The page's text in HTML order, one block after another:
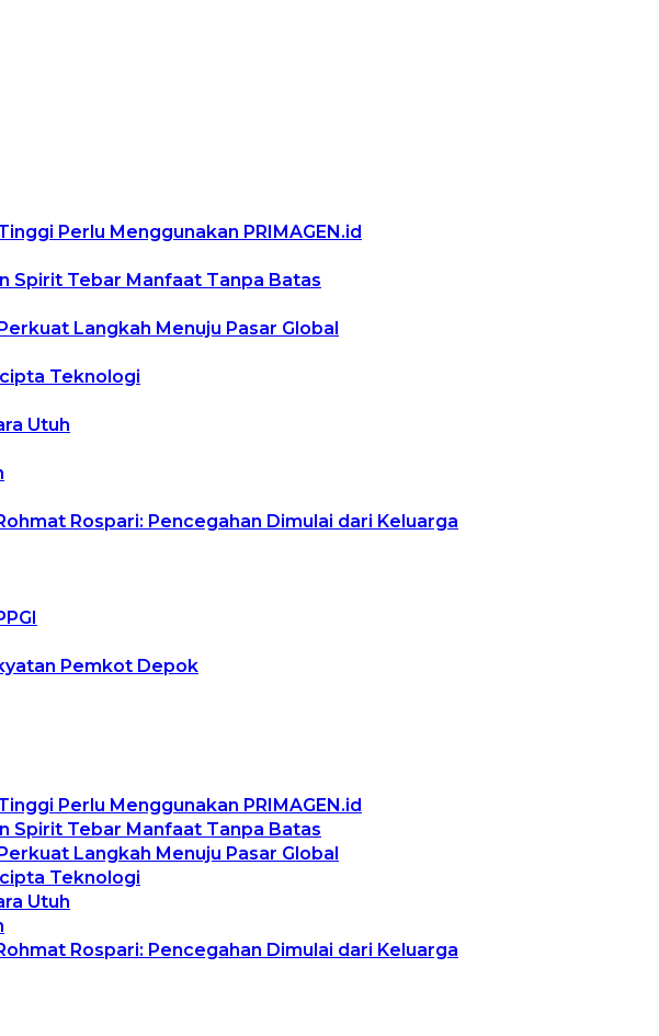
Perlu Menggunakan PRIMAGEN.id
Spirit Tebar Manfaat Tanpa Batas
Langkah Menuju Pasar Global
Teknologi
Utuh
Rospari: Pencegahan Dimulai dari Keluarga
Pemkot Depok
Perlu Menggunakan PRIMAGEN.id
Spirit Tebar Manfaat Tanpa Batas
Langkah Menuju Pasar Global
Teknologi
Utuh
Rospari: Pencegahan Dimulai dari Keluarga